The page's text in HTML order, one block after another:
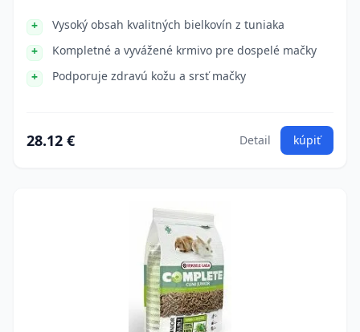
Vysoký obsah kvalitných bielkovín z tuniaka
Kompletné a vyvážené krmivo pre dospelé mačky
Podporuje zdravú kožu a srsť mačky
28.12 € Detail kúpiť